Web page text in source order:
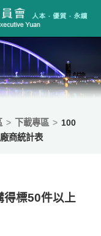
公共工
下載專區
100
商統計表
得標50件以上